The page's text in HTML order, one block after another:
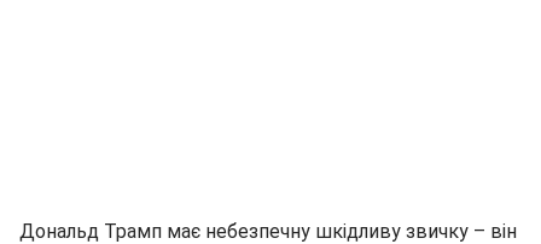
Дональд Трамп має небезпечну шкідливу звичку – він